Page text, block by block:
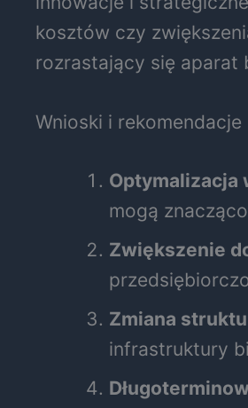
kosztów czy
rozrastający się aparat
Wnioski i rekomendacje
Optymalizacja
mogą
Zwiększenie
Zmiana
infrastruktury